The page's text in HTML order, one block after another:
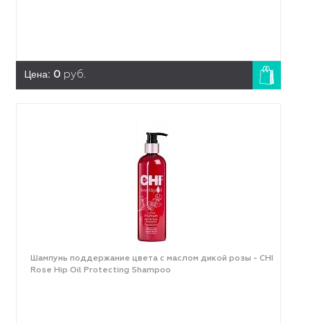
Цена: 0 руб.
Шампунь поддержание цвета с маслом дикой розы - CHI
Rose Hip Oil Protecting Shampoo